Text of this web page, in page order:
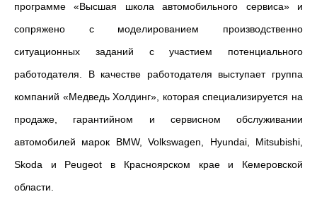
программе «Высшая школа автомобильного сервиса» и
сопряжено с моделированием производственно
ситуационных заданий с участием потенциального
работодателя. В качестве работодателя выступает группа
компаний «Медведь Холдинг», которая специализируется на
продаже, гарантийном и сервисном обслуживании
автомобилей марок BMW, Volkswagen, Hyundai, Mitsubishi,
Skoda и Peugeot в Красноярском крае и Кемеровской
области.